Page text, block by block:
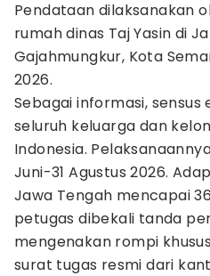
Pendataan dilaksanakan
rumah dinas Taj Yasin di
Gajahmungkur, Kota
2026.
Sebagai informasi,
seluruh keluarga dan
Indonesia.
Juni-31 Agustus 2026.
Jawa Tengah mencapai
petugas dibekali tanda
mengenakan rompi
surat tugas resmi dari